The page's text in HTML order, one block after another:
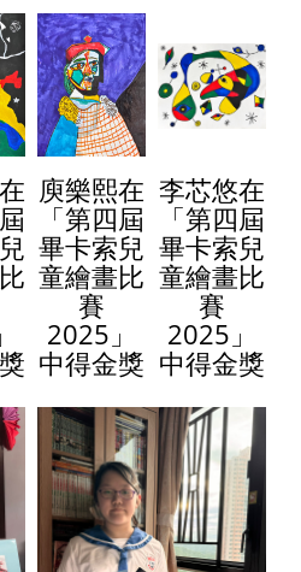
庾樂熙在
「第四屆
畢卡索兒
童繪畫比
賽
2025」
中得金獎
李芯悠在
「第四屆
畢卡索兒
童繪畫比
賽
2025」
中得金獎